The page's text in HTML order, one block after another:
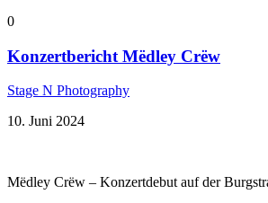
0
Konzertbericht Mëdley Crëw
Stage N Photography
10. Juni 2024
Mëdley Crëw – Konzertdebut auf der